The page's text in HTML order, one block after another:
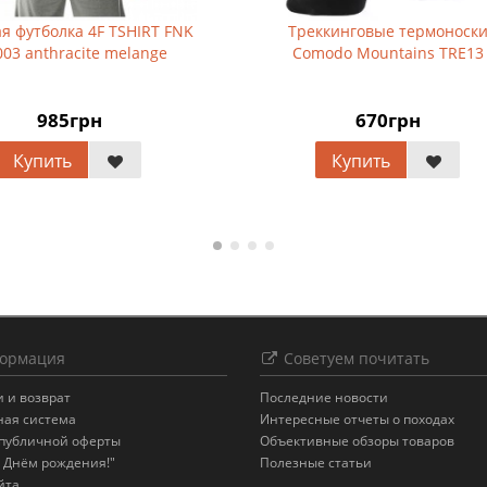
Треккинговые термоноски
Comodo Mountains TRE13
670грн
Купить
Рукавицы Rab
Mitt
6 072грн
Купить
и возврат
система
оферты
рождения!"
Советуем почитать
Последние новости
Интересные отчеты о походах
Объективные обзоры товаров
Полезные статьи